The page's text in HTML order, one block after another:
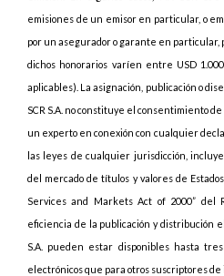
emisiones de un emisor en particular, o
por un asegurador o garante en particular,
dichos honorarios varíen entre USD
aplicables). La asignación, publicación o
SCR S.A. no constituye el consentimiento de
un experto en conexión con cualquier
las leyes de cualquier jurisdicción,
del mercado de títulos y valores de
Services and Markets Act of 2000” del
eficiencia de la publicación y distribución
S.A. pueden estar disponibles hasta
electrónicos que para otros suscriptores de